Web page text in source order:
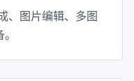
、图片编辑、多图